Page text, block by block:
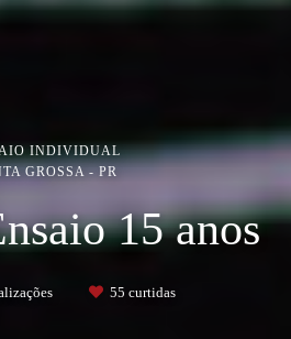
INDIVIDUAL
GROSSA - PR
15 anos
55 curtidas